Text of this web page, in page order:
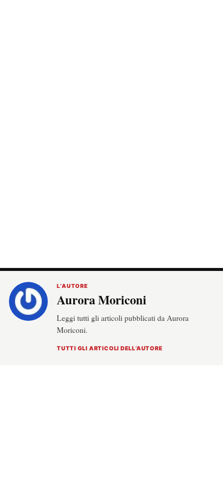
L’AUTORE
Aurora Moriconi
Leggi tutti gli articoli pubblicati da Aurora
Moriconi.
TUTTI GLI ARTICOLI DELL’AUTORE